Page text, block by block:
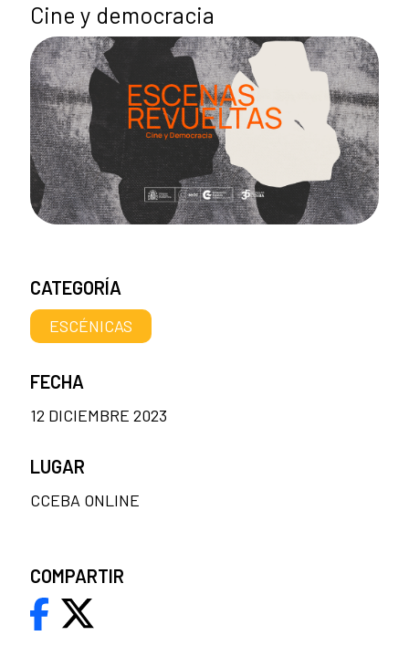
Cine y democracia
CATEGORÍA
ESCÉNICAS
FECHA
12 DICIEMBRE 2023
LUGAR
CCEBA ONLINE
COMPARTIR